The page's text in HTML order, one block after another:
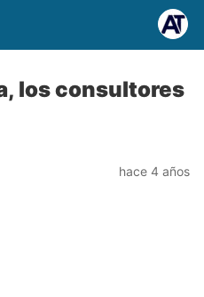
los consultores
hace 4 años